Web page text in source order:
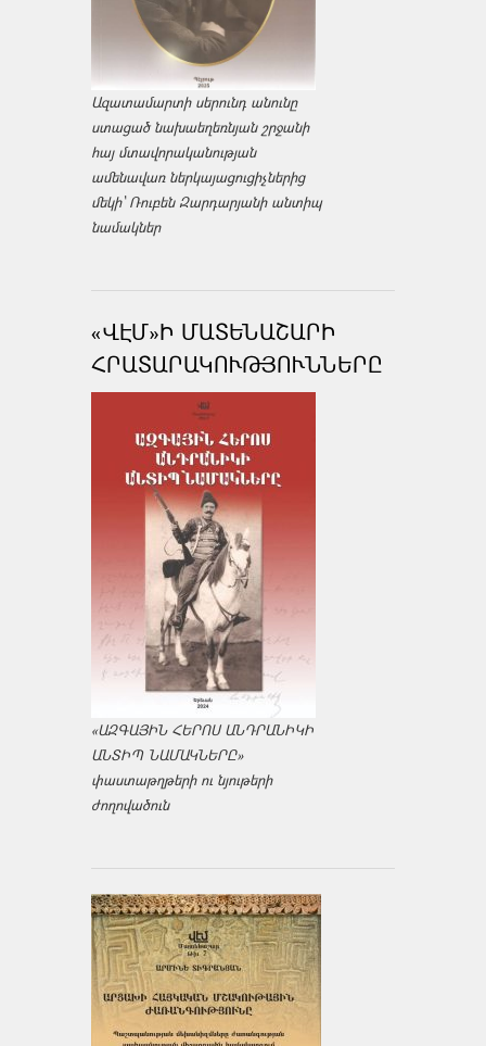
Ազատամարտի սերունդ անունը
ստացած նախաեղեռնյան շրջանի
հայ մտավորականության
ամենավառ ներկայացուցիչներից
մեկի՝ Ռուբեն Զարդարյանի անտիպ
նամակներ
«ՎԷՄ»Ի ՄԱՏԵՆԱՇԱՐԻ
ՀՐԱՏԱՐԱԿՈՒԹՅՈՒՆՆԵՐԸ
«ԱԶԳԱՅԻՆ ՀԵՐՈՍ ԱՆԴՐԱՆԻԿԻ
ԱՆՏԻՊ ՆԱՄԱԿՆԵՐԸ»
փաստաթղթերի ու նյութերի
ժողովածուն